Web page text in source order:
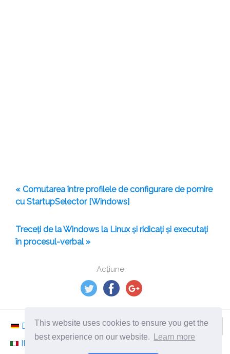
This website uses cookies to ensure you get the
best experience on our website.
Learn more
Acțiune:
« Comutarea între profilele de configurare de pornire
cu StartupSelector [Windows]
Treceți de la Windows la Linux și ridicați și executați
în procesul-verbal »
Deutsch Nederlands Svenska
Norsk
Italiano
Español Românesc